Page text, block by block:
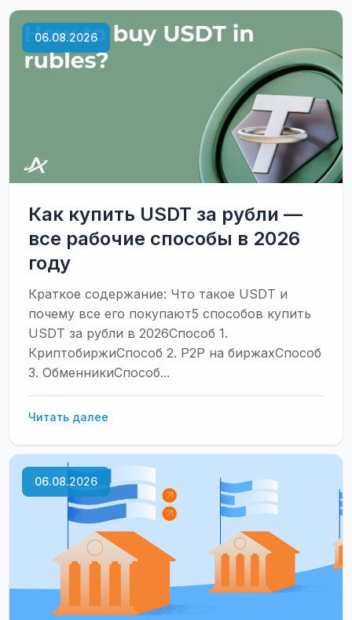
06.08.2026
Как купить USDT за рубли —
все рабочие способы в 2026
году
Краткое содержание: Что такое USDT и
почему все его покупают5 способов купить
USDT за рубли в 2026Способ 1.
КриптобиржиСпособ 2. P2P на биржахСпособ
3. ОбменникиСпособ...
Читать далее
за
рубли
—
все
рабочие
способы
году
06.08.2026